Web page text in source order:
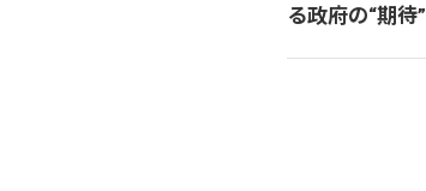
る政府の“期待”